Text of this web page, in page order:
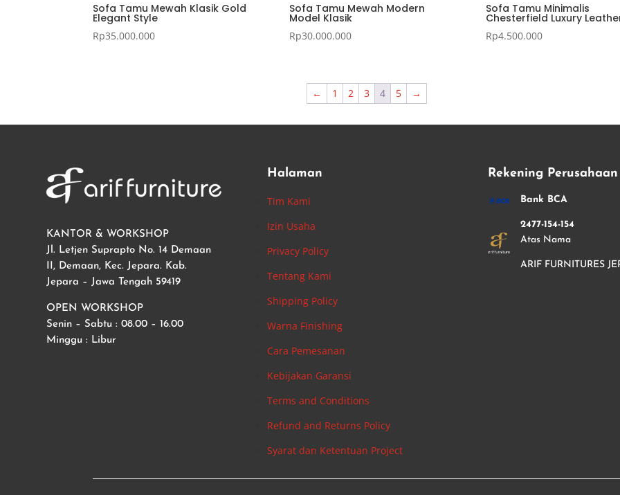
Sofa Tamu Mewah Klasik Gold
Elegant Style
Rp35.000.000
Sofa Tamu Mewah Modern
Model Klasik
Rp30.000.000
Sofa Tamu Minimalis
Chesterfield Luxury
Rp4.500.000
← 1 2 3 4 5 →
KANTOR & WORKSHOP
Jl. Letjen Suprapto No. 14 Demaan
II, Demaan, Kec. Jepara. Kab.
Jepara – Jawa Tengah 59419
OPEN WORKSHOP
Senin – Sabtu : 08.00 – 16.00
Minggu : Libur
Halaman
Tim Kami
Izin Usaha
Privacy Policy
Tentang Kami
Shipping Policy
Warna Finishing
Cara Pemesanan
Kebijakan Garansi
Terms and Conditions
Refund and Returns Policy
Syarat dan Ketentuan Project
Rekening Perusahaan
Bank BCA
2477-154-154
Atas Nama
ARIF FURNITURES